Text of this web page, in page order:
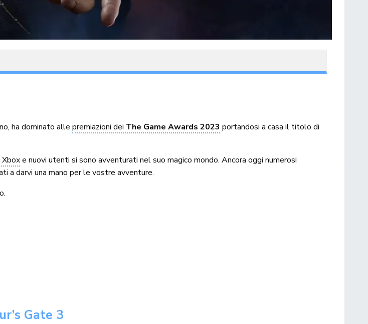
ha dominato allepremiazioni dei The Game Awards 2023 portandosi a casa il titolo di
e nuovi utenti si sono avventurati nel suo magico mondo. Ancora oggi numerosi
a darvi una mano per le vostre avventure.
Gate 3